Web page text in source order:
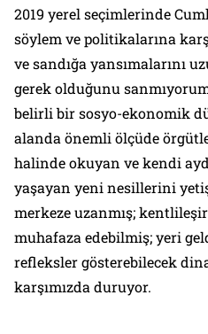
2019 yerel seçimlerinde
söylem ve politikalarına
ve sandığa yansımalarını
gerek olduğunu
belirli bir sosyo-ekonomik
alanda önemli ölçüde
halinde okuyan ve kendi
yaşayan yeni nesillerini
merkeze uzanmış;
muhafaza edebilmiş; yeri
refleksler gösterebilecek
karşımızda duruyor.